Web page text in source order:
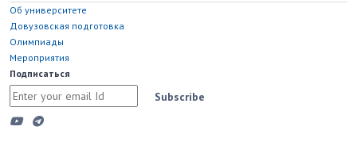
Об университете
Довузовская подготовка
Олимпиады
Мероприятия
Подписаться
Subscribe